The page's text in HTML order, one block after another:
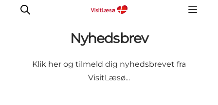
Nyhedsbrev
Klik her og tilmeld dig nyhedsbrevet fra
VisitLæsø...